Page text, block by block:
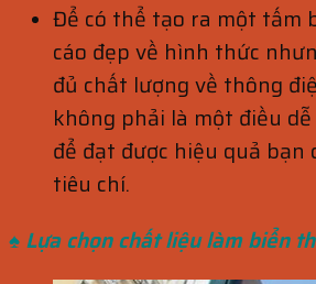
Để có thể tạo ra một tấm
cáo đẹp về hình thức
đủ chất lượng về thông
không phải là một điều
để đạt được hiệu quả
tiêu chí.
♠ Lựa chọn chất liệu làm biển